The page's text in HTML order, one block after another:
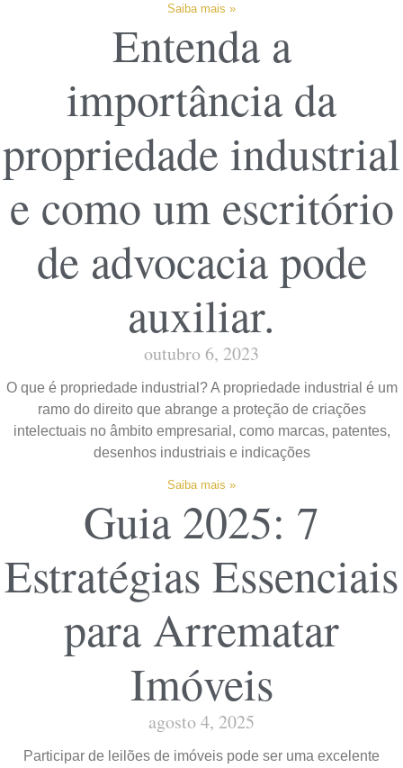
Saiba mais »
Entenda a
importância da
propriedade industrial
e como um escritório
de advocacia pode
auxiliar.
outubro 6, 2023
O que é propriedade industrial? A propriedade industrial é um
ramo do direito que abrange a proteção de criações
intelectuais no âmbito empresarial, como marcas, patentes,
desenhos industriais e indicações
Saiba mais »
Guia 2025: 7
Estratégias Essenciais
para Arrematar
Imóveis
agosto 4, 2025
Participar de leilões de imóveis pode ser uma excelente